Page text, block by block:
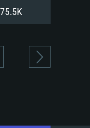
75.5K